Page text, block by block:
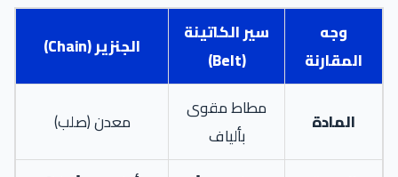
وجه
المقارنة
سير الكاتينة
(Belt)
الجنزير (Chain)
المادة
مطاط مقوى
بألياف
معدن (صلب)